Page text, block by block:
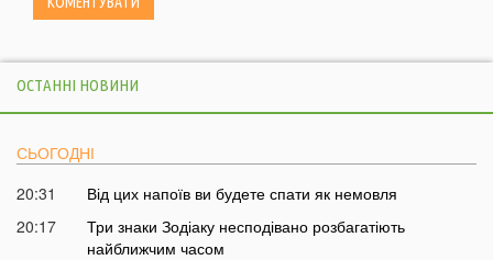
ОСТАННІ НОВИНИ
СЬОГОДНІ
20:31
Від цих напоїв ви будете спати як немовля
20:17
Три знаки Зодіаку несподівано розбагатіють
найближчим часом